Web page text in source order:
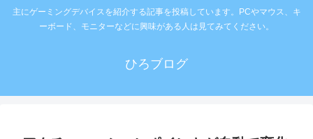
主にゲーミングデバイスを紹介する記事を投稿しています。PCやマウス、キ
ーボード、モニターなどに興味がある人は見てみてください。
ひろブログ